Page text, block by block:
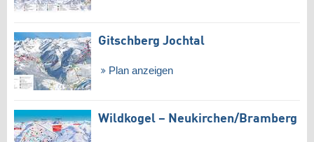
Gitschberg Jochtal
Plan anzeigen
Wildkogel – Neukirchen/​Bramberg